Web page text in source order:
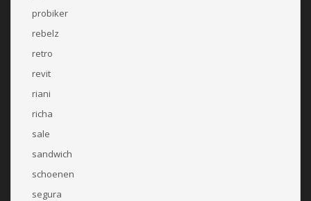
probiker
rebelz
retro
revit
riani
richa
sale
sandwich
schoenen
segura